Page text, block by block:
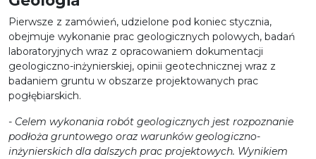
Pierwsze z zamówień, udzielone pod koniec stycznia,
obejmuje wykonanie prac geologicznych polowych, badań
laboratoryjnych wraz z opracowaniem dokumentacji
geologiczno-inżynierskiej, opinii geotechnicznej wraz z
badaniem gruntu w obszarze projektowanych prac
pogłębiarskich.
- Celem wykonania robót geologicznych jest rozpoznanie
podłoża gruntowego oraz warunków geologiczno-
inżynierskich dla dalszych prac projektowych. Wynikiem